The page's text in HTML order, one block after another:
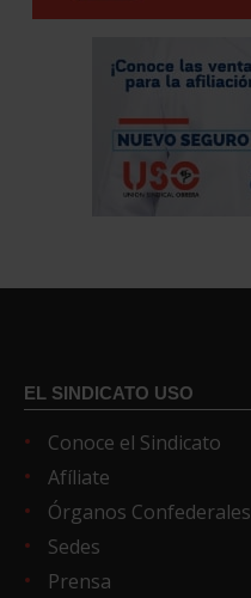
EL SINDICATO USO
Conoce el Sindicato
Afíliate
Órganos Confederales
Sedes
Prensa